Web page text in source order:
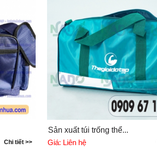
Chi tiết >>
Sản xuất túi trống thể...
Giá: Liên hệ